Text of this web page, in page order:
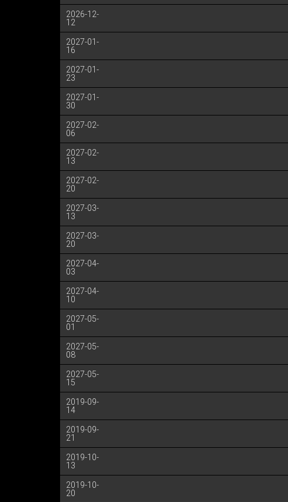
2026-12-
12
2027-01-
16
2027-01-
23
2027-01-
30
2027-02-
06
2027-02-
13
2027-02-
20
2027-03-
13
2027-03-
20
2027-04-
03
2027-04-
10
2027-05-
01
2027-05-
08
2027-05-
15
2019-09-
14
2019-09-
21
2019-10-
13
2019-10-
20